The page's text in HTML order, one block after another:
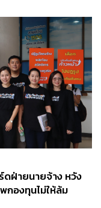
ดฝ่ายนายจ้าง หวัง
กองทุนไม่ให้ล้ม